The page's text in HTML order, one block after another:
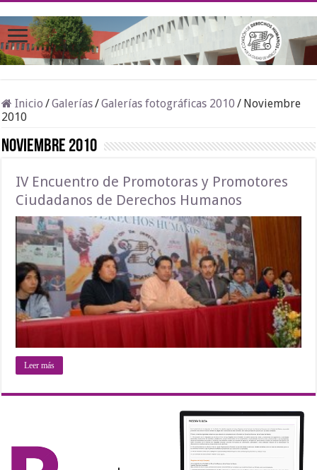
Inicio /Galerías/Galerías fotográficas 2010 / Noviembre
2010
Noviembre 2010
IV Encuentro de Promotoras y Promotores
Ciudadanos de Derechos Humanos
Leer más